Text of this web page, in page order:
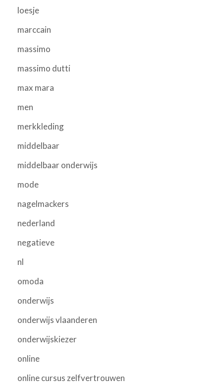
loesje
marccain
massimo
massimo dutti
max mara
men
merkkleding
middelbaar
middelbaar onderwijs
mode
nagelmackers
nederland
negatieve
nl
omoda
onderwijs
onderwijs vlaanderen
onderwijskiezer
online
online cursus zelfvertrouwen